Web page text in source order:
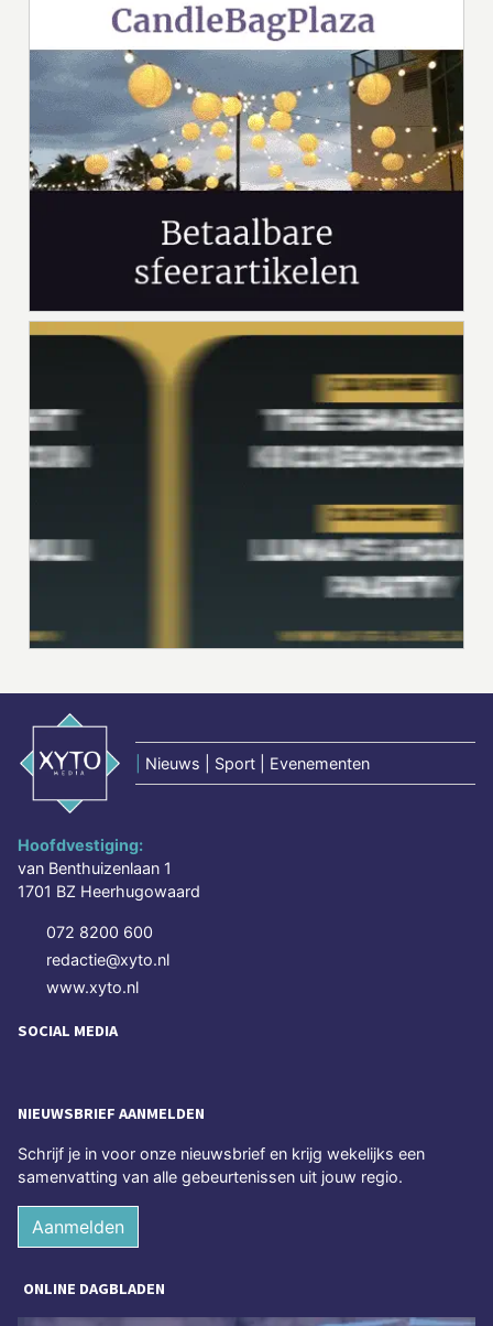
Nieuws | Sport | Evenementen
Hoofdvestiging:
van Benthuizenlaan 1
1701 BZ Heerhugowaard
072 8200 600
redactie@xyto.nl
www.xyto.nl
SOCIAL MEDIA
NIEUWSBRIEF AANMELDEN
Schrijf je in voor onze nieuwsbrief en krijg wekelijks een
samenvatting van alle gebeurtenissen uit jouw regio.
Aanmelden
ONLINE DAGBLADEN